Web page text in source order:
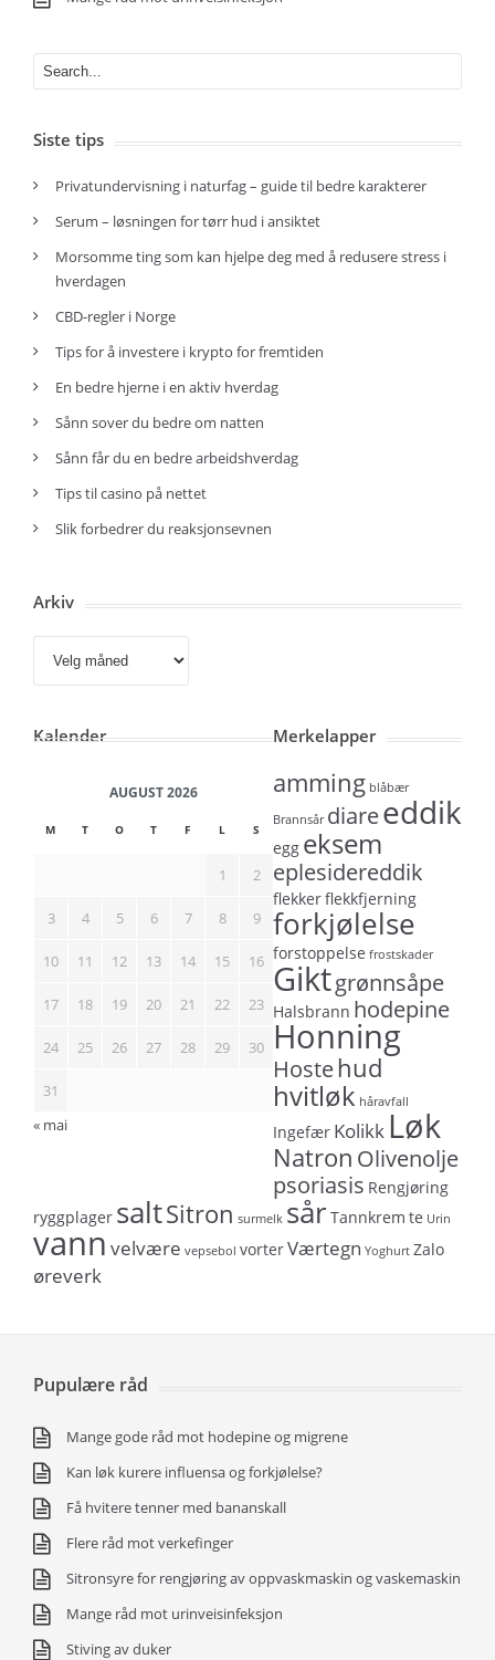
Siste tips
Privatundervisning i naturfag – guide til bedre karakterer
Serum – løsningen for tørr hud i ansiktet
Morsomme ting som kan hjelpe deg med å redusere stress i
hverdagen
CBD-regler i Norge
Tips for å investere i krypto for fremtiden
En bedre hjerne i en aktiv hverdag
Sånn sover du bedre om natten
Sånn får du en bedre arbeidshverdag
Tips til casino på nettet
Slik forbedrer du reaksjonsevnen
Arkiv
Kalender
AUGUST 2026
M T O T F L S
1 2
3 4 5 6 7 8 9
10 11 12 13 14 15 16
17 18 19 20 21 22 23
24 25 26 27 28 29 30
31
« mai
Merkelapper
amming blåbær
Brannsår diareeddik
egg eksem
eplesidereddik
flekkerflekkfjerning
forkjølelse
forstoppelse frostskader
Giktgrønnsåpe
Halsbrann hodepine
Honning
Hostehud
hvitløk håravfall
Ingefær Kolikk Løk
Natron Olivenolje
psoriasis Rengjøring
ryggplager saltSitron surmelk sårTannkrem te Urin
vann velvære vepsebol vorterVærtegn Yoghurt Zalo
øreverk
Pupulære råd
Mange gode råd mot hodepine og migrene
Kan løk kurere influensa og forkjølelse?
Få hvitere tenner med bananskall
Flere råd mot verkefinger
Sitronsyre for rengjøring av oppvaskmaskin og vaskemaskin
Mange råd mot urinveisinfeksjon
Stiving av duker